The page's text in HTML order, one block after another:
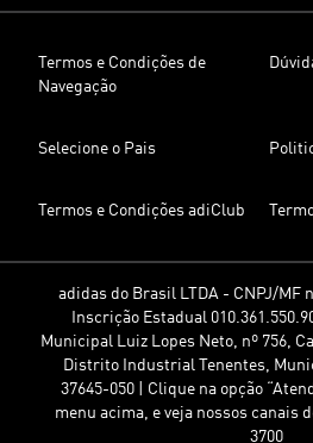
Termos e Condições de
Navegação
Selecione o Pais
Termos e Condições adiClub
adidas do Brasil LTDA - CNPJ/MF
Inscrição Estadual
Municipal Luiz Lopes Neto, nº 756,
Distrito Industrial Tenentes,
37645-050 | Clique na opção
menu acima, e veja nossos canais
3700